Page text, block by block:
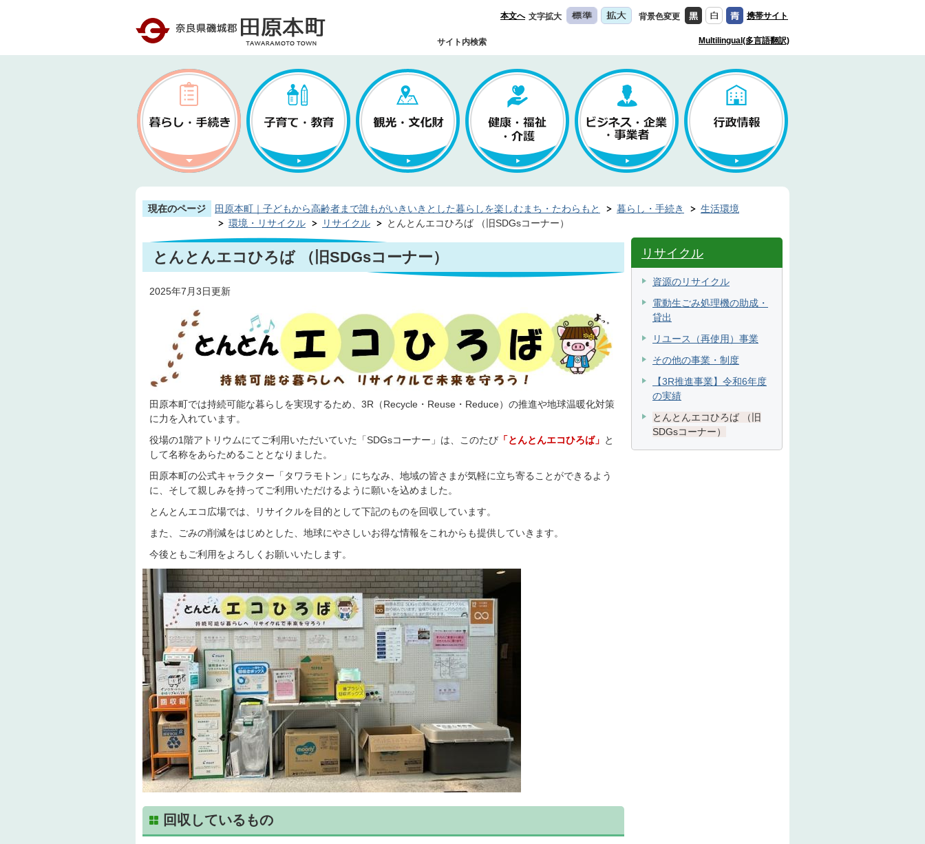
本文へ 文字拡大 背景色変更 携帯サイト
サイト内検索 Multilingual(多言語翻訳)
現在のページ 田原本町｜子どもから高齢者まで誰もがいきいきとした暮らしを楽しむまち・たわらもと 暮らし・手続き
生活環境
環境・リサイクル
リサイクル とんとんエコひろば （旧SDGsコーナー）
とんとんエコひろば （旧SDGsコーナー）
2025年7月3日更新
田原本町では持続可能な暮らしを実現するため、3R（Recycle・Reuse・Reduce）の推進や地球温暖化対策
に力を入れています。
役場の1階アトリウムにてご利用いただいていた「SDGsコーナー」は、このたび 「とんとんエコひろば」 と
して名称をあらためることとなりました。
田原本町の公式キャラクター「タワラモトン」にちなみ、地域の皆さまが気軽に立ち寄ることができるよう
に、そして親しみを持ってご利用いただけるように願いを込めました。
とんとんエコ広場では、リサイクルを目的として下記のものを回収しています。
また、ごみの削減をはじめとした、地球にやさしいお得な情報をこれからも提供していきます。
今後ともご利用をよろしくお願いいたします。
回収しているもの
リサイクル
資源のリサイクル
電動生ごみ処理機の助成・
貸出
リユース（再使用）事業
その他の事業・制度
【3R推進事業】令和6年度
の実績
とんとんエコひろば （旧
SDGsコーナー）